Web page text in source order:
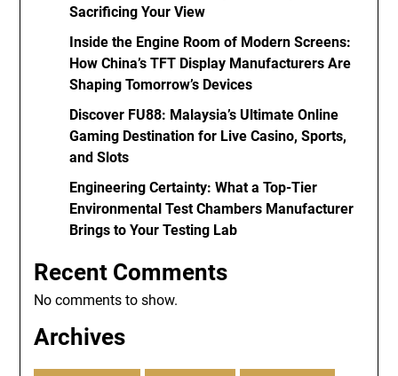
Sacrificing Your View
Inside the Engine Room of Modern Screens:
How China’s TFT Display Manufacturers Are
Shaping Tomorrow’s Devices
Discover FU88: Malaysia’s Ultimate Online
Gaming Destination for Live Casino, Sports,
and Slots
Engineering Certainty: What a Top-Tier
Environmental Test Chambers Manufacturer
Brings to Your Testing Lab
Recent Comments
No comments to show.
Archives